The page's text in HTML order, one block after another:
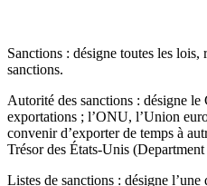
Sanctions : désigne toutes les
sanctions.
Autorité des sanctions : désigne le
exportations ; l’ONU, l’Union
convenir d’exporter de temps à
Trésor des États-Unis
Listes de sanctions : désigne